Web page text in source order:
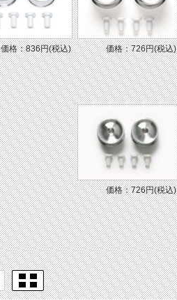
価格：836円(税込) 価格：726円(税込)
価格：726円(税込)